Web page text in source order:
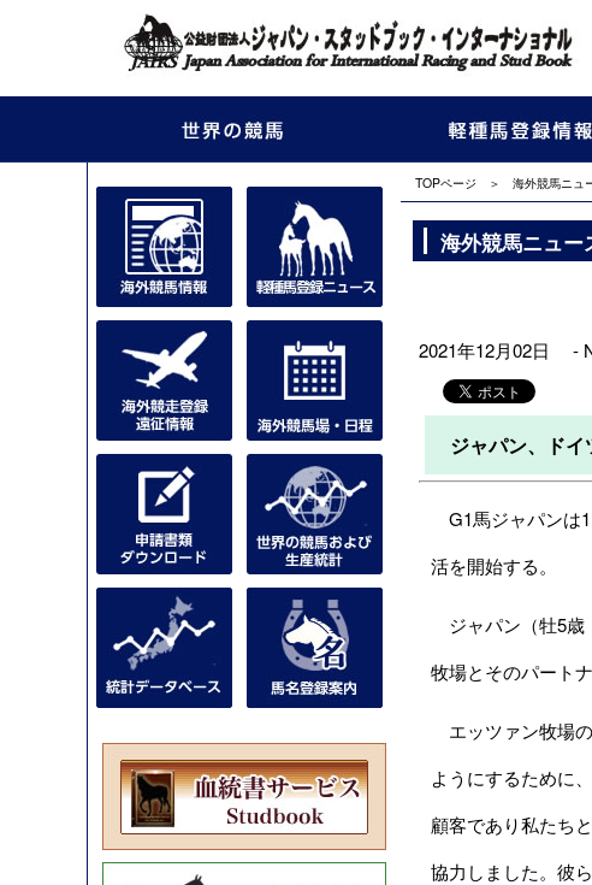
TOPページ ＞ 海外競馬ニュ
海外競馬ニュー
2021年12月02日 -
ジャパン、ド
G1馬ジャパンは
活を開始する。
ジャパン（牡5歳
牧場とそのパート
エッツァン牧場
ようにするために
顧客であり私たち
協力しました。彼